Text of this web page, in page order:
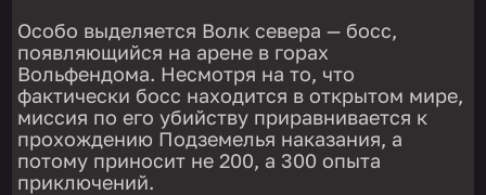
Особо выделяется Волк севера — босс,
появляющийся на арене в горах
Вольфендома. Несмотря на то, что
фактически босс находится в открытом мире,
миссия по его убийству приравнивается к
прохождению Подземелья наказания, а
потому приносит не 200, а 300 опыта
приключений.